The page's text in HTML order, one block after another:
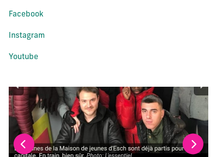
Facebook
Instagram
Youtube
La modification de la diapositive actuelle de ce